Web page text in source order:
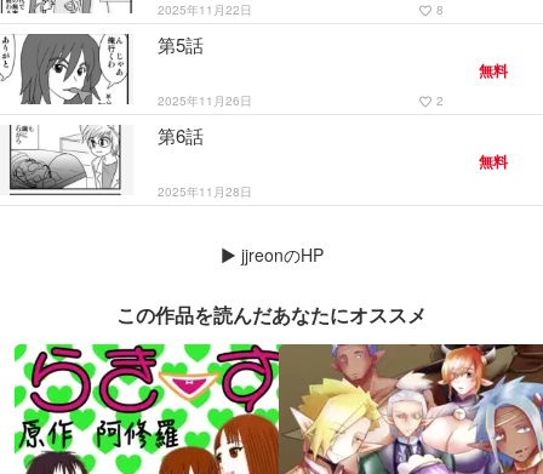
2025年11月22日 favorite_border 8
第5話
2025年11月26日 favorite_border 2
無料
第6話
2025年11月28日
無料
▶ jjreonのHP
この作品を読んだあなたにオススメ